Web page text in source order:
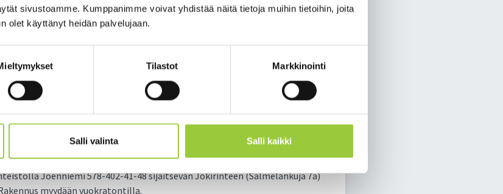
sivustoamme. Kumppanimme voivat yhdistää näitä tietoja muihin tietoihin, joita
olet käyttänyt heidän palvelujaan.
Tilastot Markkinointi
Salli valinta Salli kaikki
Kontiomäen koululla nuorisotila Pinkkarissa. Kokouksen alussa
Paltamon Kiehisen yhtiökokoukseen. Kunnanhallitus ohjeistaa
Kainuun jätehuollon kuntayhtymän yhtymäkokoukseen
ja hänelle varaedustajaksi Erkki Kemppaisen.
Joenniemi 578-402-41-48 sijaitsevan Jokirinteen (Salmelankuja 7a)
myydään vuokratontilla.